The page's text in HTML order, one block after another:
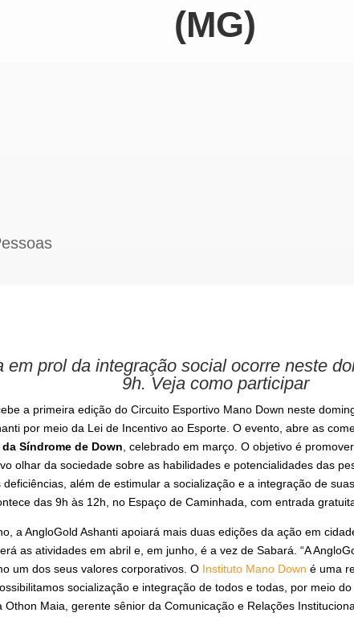
(MG)
em prol da integração social ocorre neste
9h. Veja como participar
a primeira edição do Circuito Esportivo Mano Down neste
por meio da Lei de Incentivo ao Esporte. O evento, abre as
Síndrome de Down , celebrado em março. O objetivo é
olhar da sociedade sobre as habilidades e potencialidades das
deficiências, além de estimular a socialização e a integração de
das 9h às 12h, no Espaço de Caminhada, com entrada
a AngloGold Ashanti apoiará mais duas edições da ação em
as atividades em abril e, em junho, é a vez de Sabará. “A
um dos seus valores corporativos. O Instituto Mano Down é uma
socialização e integração de todos e todas, por meio
Othon Maia, gerente sênior da Comunicação e Relações